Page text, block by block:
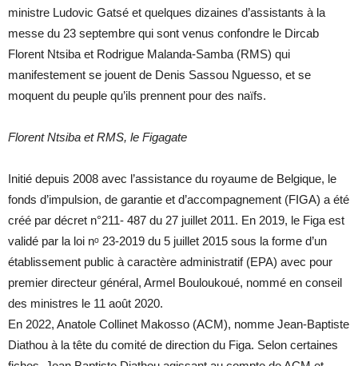
ministre Ludovic Gatsé et quelques dizaines d’assistants à la
messe du 23 septembre qui sont venus confondre le Dircab
Florent Ntsiba et Rodrigue Malanda-Samba (RMS) qui
manifestement se jouent de Denis Sassou Nguesso, et se
moquent du peuple qu’ils prennent pour des naïfs.
Florent Ntsiba et RMS, le Figagate
Initié depuis 2008 avec l’assistance du royaume de Belgique, le
fonds d’impulsion, de garantie et d’accompagnement (FIGA) a été
créé par décret n°211- 487 du 27 juillet 2011. En 2019, le Figa est
validé par la loi nᵒ 23-2019 du 5 juillet 2015 sous la forme d’un
établissement public à caractère administratif (EPA) avec pour
premier directeur général, Armel Bouloukoué, nommé en conseil
des ministres le 11 août 2020.
En 2022, Anatole Collinet Makosso (ACM), nomme Jean-Baptiste
Diathou à la tête du comité de direction du Figa. Selon certaines